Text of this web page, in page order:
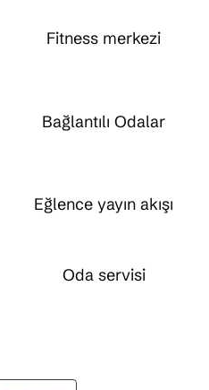
Fitness merkezi
Bağlantılı Odalar
Eğlence yayın akışı
Oda servisi